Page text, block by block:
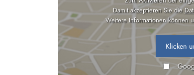
Damit akzeptieren Sie die
Weitere Informationen können
Klicken